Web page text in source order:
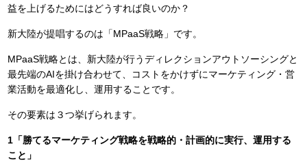
益を上げるためにはどうすれば良いのか？
新大陸が提唱するのは「MPaaS戦略」です。
MPaaS戦略とは、新大陸が行うディレクションアウトソーシングと
最先端のAIを掛け合わせて、コストをかけずにマーケティング・営
業活動を最適化し、運用することです。
その要素は３つ挙げられます。
1「勝てるマーケティング戦略を戦略的・計画的に実行、運用する
こと」